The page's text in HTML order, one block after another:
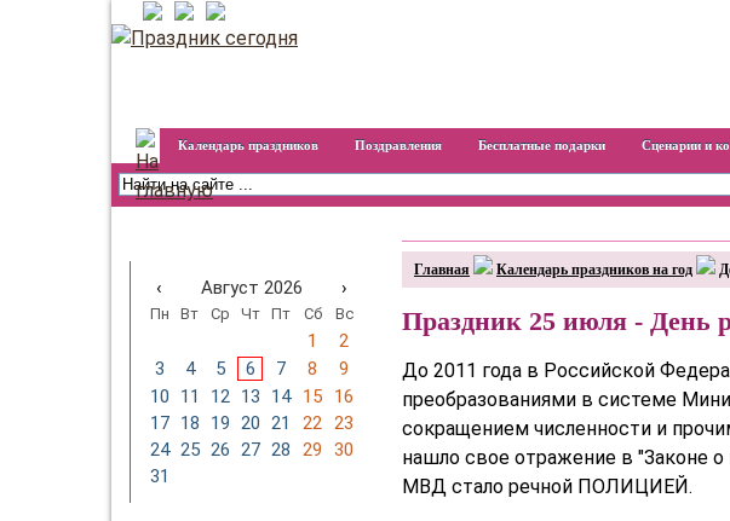
Календарь праздников Поздравления Бесплатные подарки Сценарии и
Главная Календарь праздников на год
Праздник 25 июля - День
До 2011 года в Российской
преобразованиями в системе
сокращением численности и
нашло свое отражение в "Законе
МВД стало речной ПОЛИЦИЕЙ.
‹ Август 2026 ›
Пн Вт Ср Чт Пт Сб Вс
1
2
3
4 5 6 7 8
9
10
11 12 13 14 15
16
17 18 19 20 21 22 23
24 25 26 27 28 29
30
31